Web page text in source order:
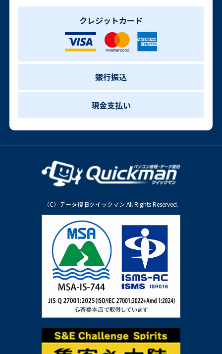
クレジットカード
銀行振込
現金支払い
（C）データ復旧クイックマン All Rights Reserved.